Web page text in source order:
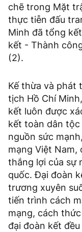
chẽ trong Mặt
thực tiễn đấu
Minh đã tổng
kết - Thành
(2).
Kế thừa và phát
tịch Hồ Chí
kết luôn được
kết toàn dân tộc
nguồn sức
mạng Việt
thắng lợi của sự
quốc. Đại đoàn
trương xuyên
tiến trình cách
mạng, cách
đại đoàn kết